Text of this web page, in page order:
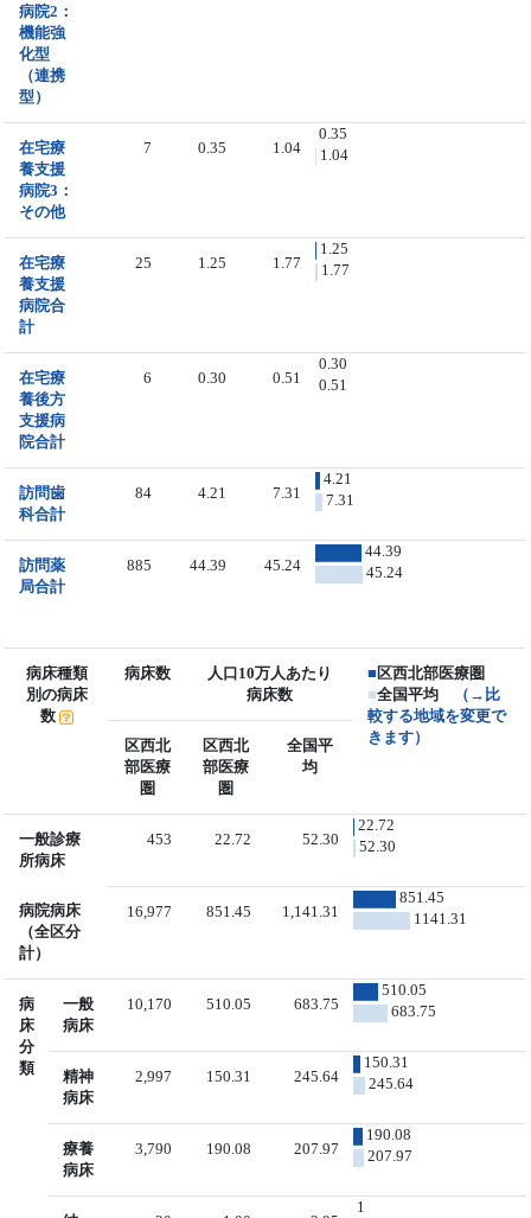
病院2：
機能強
化型
（連携
型）
在宅療
養支援
病院3：
その他
7 0.35 1.04
0.35
1.04
在宅療
養支援
病院合
計
25 1.25 1.77
1.25
1.77
在宅療
養後方
支援病
院合計
6 0.30 0.51
0.30
0.51
訪問歯
科合計
84 4.21 7.31
4.21
7.31
訪問薬
局合計
885 44.39 45.24
44.39
45.24
病床種類
別の病床
数
病床数
人口10万人あたり
病床数
■ 区西北部医療圏
■全国平均
（→比
較する地域を変更で
きます）
区西北
部医療
圏
区西北
部医療
圏
全国平
均
一般診療
所病床
453 22.72 52.30
22.72
52.30
病院病床
（全区分
計）
16,977 851.45 1,141.31
851.45
1141.31
病
床
分
類
一般
病床
10,170 510.05 683.75
510.05
683.75
精神
病床
2,997 150.31 245.64
150.31
245.64
療養
病床
3,790 190.08 207.97
190.08
207.97
1